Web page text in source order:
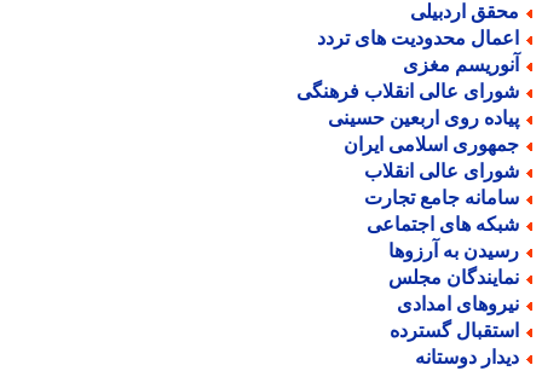
اردبیلی
محدودیت های تردد
مغزی
عالی انقلاب فرهنگی
روی اربعین حسینی
اسلامی ایران
عالی انقلاب
جامع تجارت
های اجتماعی
به آرزوها
مجلس
امدادی
گسترده
دوستانه